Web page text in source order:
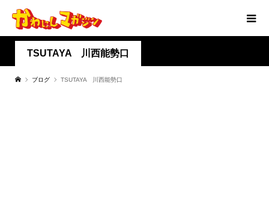
TSUTAYA 川西能勢口
ブログ TSUTAYA 川西能勢口